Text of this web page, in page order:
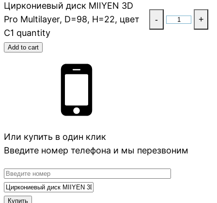
Циркониевый диск MIIYEN 3D
Pro Multilayer, D=98, H=22, цвет
C1 quantity
- +
Add to cart
Или купить в один клик
Введите номер телефона и мы перезвоним